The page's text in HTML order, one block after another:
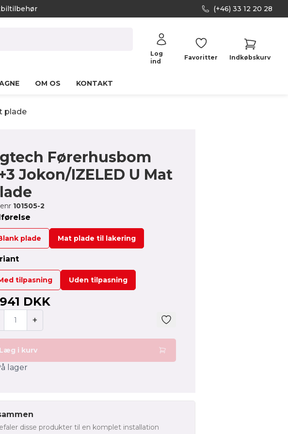
(+46) 33 12 20 28
Log
ind
Favoritter Indkøbskurv
OM OS KONTAKT
plade
Førerhusbom
Jokon/IZELED U Mat
101505-2
plade Mat plade til lakering
tilpasning Uden tilpasning
DKK
+
Læg i kurv
lager
disse produkter til en komplet installation